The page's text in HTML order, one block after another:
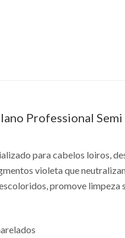
Professional
para cabelos loiros,
violeta que
promove